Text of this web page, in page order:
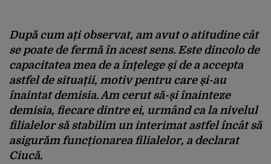
După cum ați observat, am avut o atitudine cât
se poate de fermă în acest sens. Este dincolo de
capacitatea mea de a înțelege și de a accepta
astfel de situații, motiv pentru care și-au
înaintat demisia. Am cerut să-și înainteze
demisia, fiecare dintre ei, urmând ca la nivelul
filialelor să stabilim un interimat astfel încât să
asigurăm funcționarea filialelor, a declarat
Ciucă.